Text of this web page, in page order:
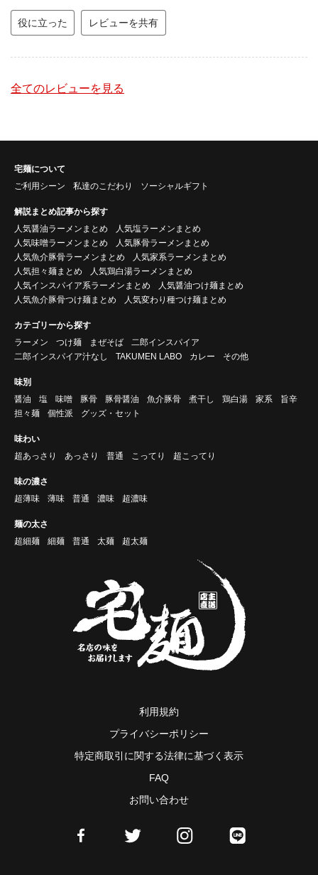
役に立った レビューを共有
全てのレビューを見る
宅麺について
ご利用シーン
私達のこだわり ソーシャルギフト
解説まとめ記事から探す
人気醤油ラーメンまとめ
人気塩ラーメンまとめ
人気味噌ラーメンまとめ
人気豚骨ラーメンまとめ
人気魚介豚骨ラーメンまとめ
人気家系ラーメンまとめ
人気担々麺まとめ
人気鶏白湯ラーメンまとめ
人気インスパイア系ラーメンまとめ
人気醤油つけ麺まとめ
人気魚介豚骨つけ麺まとめ
人気変わり種つけ麺まとめ
カテゴリーから探す
ラーメン
つけ麺 まぜそば
二郎インスパイア
二郎インスパイア汁なし
TAKUMEN LABO カレー その他
味別
醤油
塩 味噌 豚骨 豚骨醤油 魚介豚骨 煮干し 鶏白湯 家系
旨辛
担々麺
個性派 グッズ・セット
味わい
超あっさり
あっさり 普通 こってり 超こってり
味の濃さ
超薄味
薄味 普通 濃味 超濃味
麺の太さ
超細麺
細麺 普通 太麺 超太麺
利用規約
プライバシーポリシー
特定商取引に関する法律に基づく表示
FAQ
お問い合わせ